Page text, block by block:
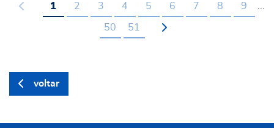
1 2 3 4 5 6 7 8 9
50 51
voltar